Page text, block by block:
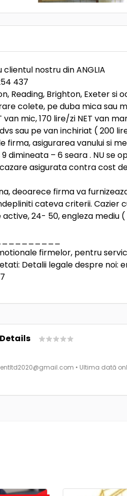
nostru din ANGLIA
437
Reading, Brighton, Exeter si
colete, pe duba mica sau
van mic, 170 lire/zi NET van
sau pe van inchiriat ( 200
firma, asigurarea vanului si
9 dimineata – 6 seara . NU se
asigurata contra cost
deoarece firma va
cateva criterii.
24- 50, engleza mediu
firmelor, pentru
Detalii legale despre noi:
• Ultima dată